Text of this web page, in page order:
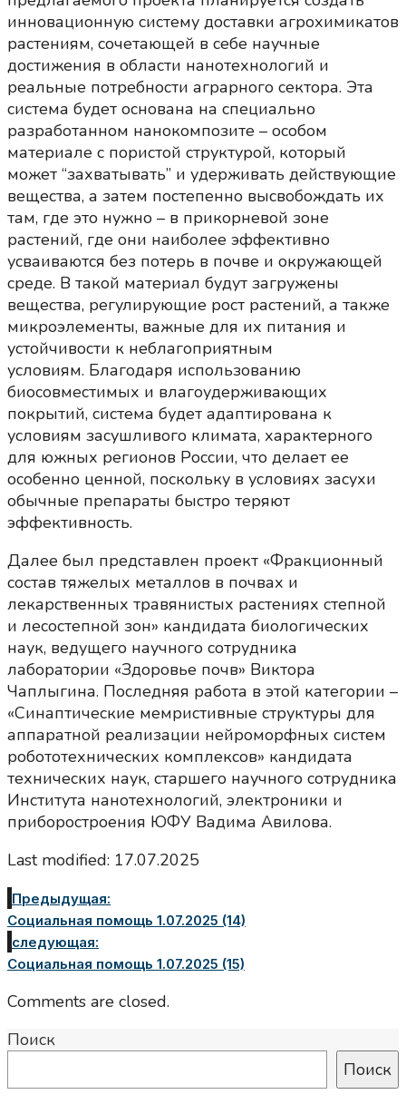
инновационную систему доставки агрохимикатов
растениям, сочетающей в себе научные
достижения в области нанотехнологий и
реальные потребности аграрного сектора. Эта
система будет основана на специально
разработанном нанокомпозите – особом
материале с пористой структурой, который
может “захватывать” и удерживать действующие
вещества, а затем постепенно высвобождать их
там, где это нужно – в прикорневой зоне
растений, где они наиболее эффективно
усваиваются без потерь в почве и окружающей
среде. В такой материал будут загружены
вещества, регулирующие рост растений, а также
микроэлементы, важные для их питания и
устойчивости к неблагоприятным
условиям. Благодаря использованию
биосовместимых и влагоудерживающих
покрытий, система будет адаптирована к
условиям засушливого климата, характерного
для южных регионов России, что делает ее
особенно ценной, поскольку в условиях засухи
обычные препараты быстро теряют
эффективность.
Далее был представлен проект «Фракционный
состав тяжелых металлов в почвах и
лекарственных травянистых растениях степной
и лесостепной зон» кандидата биологических
наук, ведущего научного сотрудника
лаборатории «Здоровье почв» Виктора
Чаплыгина. Последняя работа в этой категории –
«Синаптические мемристивные структуры для
аппаратной реализации нейроморфных систем
робототехнических комплексов» кандидата
технических наук, старшего научного сотрудника
Института нанотехнологий, электроники и
приборостроения ЮФУ Вадима Авилова.
Last modified: 17.07.2025
Предыдущая:
Социальная помощь 1.07.2025 (14)
следующая:
Социальная помощь 1.07.2025 (15)
Comments are closed.
Поиск
Поиск